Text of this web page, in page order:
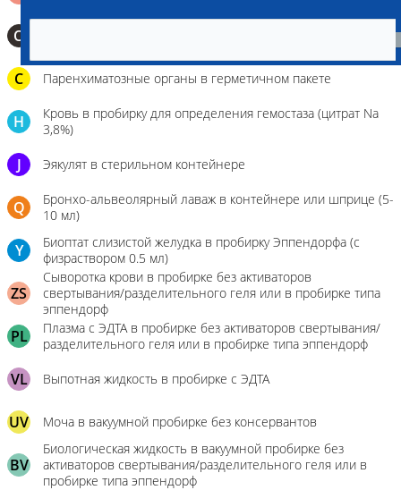
О
C Паренхиматозные органы в герметичном пакете
H
Кровь в пробирку для определения гемостаза (цитрат Na
3,8%)
J Эякулят в стерильном контейнере
Q
Бронхо-альвеолярный лаваж в контейнере или шприце (5-
10 мл)
Y
Биоптат слизистой желудка в пробирку Эппендорфа (с
физраствором 0.5 мл)
ZS
Сыворотка крови в пробирке без активаторов
свертывания/разделительного геля или в пробирке типа
эппендорф
PL
Плазма с ЭДТА в пробирке без активаторов свертывания/
разделительного геля или в пробирке типа эппендорф
VL Выпотная жидкость в пробирке с ЭДТА
UV Моча в вакуумной пробирке без консервантов
BV
Биологическая жидкость в вакуумной пробирке без
активаторов свертывания/разделительного геля или в
пробирке типа эппендорф